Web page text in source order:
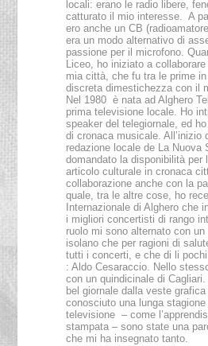
locali: erano le radio libere,
catturato il mio interesse. A
ero anche un CB
era un modo alternativo di
passione per il microfono.
Liceo, ho iniziato a
mia città, che fu tra le prime
discreta dimestichezza con il
Nel 1980 è nata ad Alghero
prima televisione locale. Ho
speaker del telegiornale, ed
di cronaca musicale. All’inizio
redazione locale de La Nuova
domandato la disponibilità per
articolo culturale in cronaca
collaborazione anche con la
quale, tra le altre cose, ho
Internazionale di Alghero che
i migliori concertisti di rango
ruolo mi sono alternato con
isolano che per ragioni di
tutti i concerti, e che di li
: Aldo Cesaraccio. Nello
con un quindicinale di Cagliari.
bel giornale dalla veste
conosciuto una lunga
televisione – come
stampata – sono state una
che mi ha insegnato tanto.